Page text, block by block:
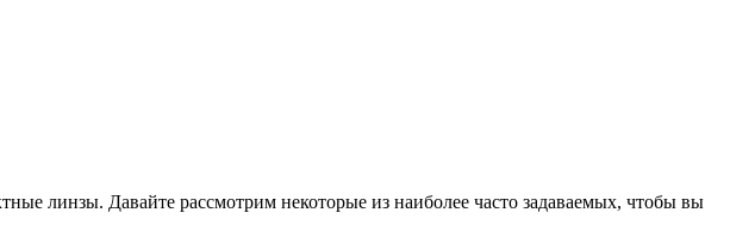
линзы. Давайте рассмотрим некоторые из наиболее часто задаваемых, чтобы вы